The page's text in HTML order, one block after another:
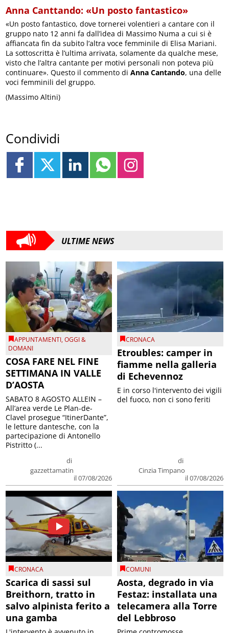
Anna Canttando: «Un posto fantastico»
«Un posto fantastico, dove tornerei volentieri a cantare con il
gruppo nato 12 anni fa dall’idea di Massimo Numa a cui si è
affiancata fin da subito l’altra voce femminile di Elisa Mariani.
La sottoscritta è l’ultima arrivata, solamente da qualche mese,
visto che l’altra cantante per motivi personali non poteva più
continuare». Questo il commento diAnna Cantando, una delle
voci femminili del gruppo.
(Massimo Altini)
Condividi
ULTIME NEWS
APPUNTAMENTI,OGGI &
DOMANI
COSA FARE NEL FINE
SETTIMANA IN VALLE
D’AOSTA
di
gazzettamatin
il 07/08/2026
SABATO 8 AGOSTO ALLEIN –
All’area verde Le Plan-de-
Clavel prosegue “ItinerDante”,
le letture dantesche, con la
partecipazione di Antonello
Pistritto (...
CRONACA
Etroubles: camper in
fiamme nella galleria
di Echevennoz
di
Cinzia Timpano
il 07/08/2026
E in corso l'intervento dei vigili
del fuoco, non ci sono feriti
CRONACA
Scarica di sassi sul
Breithorn, tratto in
salvo alpinista ferito a
una gamba
COMUNI
Aosta, degrado in via
Festaz: installata una
telecamera alla Torre
del Lebbroso